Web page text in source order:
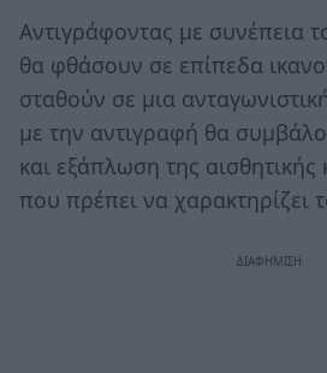
Αντιγράφοντας με συνέπεια
θα φθάσουν σε επίπεδα
σταθούν σε μια
με την αντιγραφή θα
και εξάπλωση της αισθητικής
που πρέπει να χαρακτηρίζει